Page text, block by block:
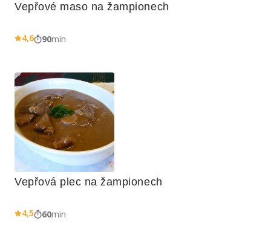
Vepřové maso na žampionech
4,6 90min
Vepřová plec na žampionech
4,5 60min